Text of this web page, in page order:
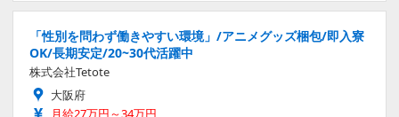
「性別を問わず働きやすい環境」/アニメグッズ梱包/即入寮
OK/長期安定/20~30代活躍中
株式会社Tetote
大阪府
月給27万円～34万円